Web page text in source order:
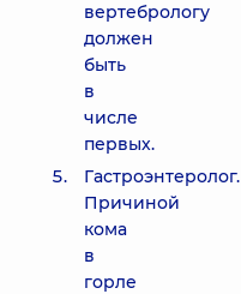
вертебрологу
должен
быть
в
числе
первых.
Гастроэнтеролог.
Причиной
кома
в
горле